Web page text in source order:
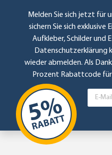
Melden Sie sich jetzt für
sichern Sie sich exklusive
Aufkleber, Schilder und
Datenschutzerklärung
wieder abmelden. Als
Prozent Rabattcode